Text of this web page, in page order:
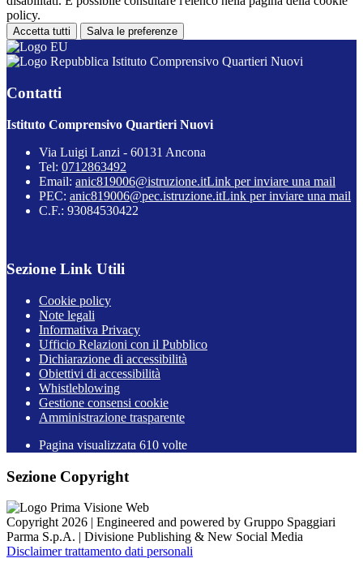
policy.
Accetta tutti Salva le preferenze
Istituto Comprensivo Quartieri Nuovi
Contatti
Istituto Comprensivo Quartieri Nuovi
Via Luigi Lanzi - 60131 Ancona
Tel: 0712863492
Email: anic819006@istruzione.itLink per inviare una mail
PEC: anic819006@pec.istruzione.itLink per inviare una mail
C.F.: 93084530422
Sezione Link Utili
Cookie policy
Note legali
Informativa Privacy
Ufficio Relazioni con il Pubblico
Dichiarazione di accessibilità
Obiettivi di accessibilità
Whistleblowing
Gestione consensi cookie
Amministrazione trasparente
Pagina visualizzata 610 volte
Sezione Copyright
Copyright 2026 | Engineered and powered by Gruppo Spaggiari
Parma S.p.A. | Divisione Publishing & New Social Media
Disclaimer trattamento dati personali